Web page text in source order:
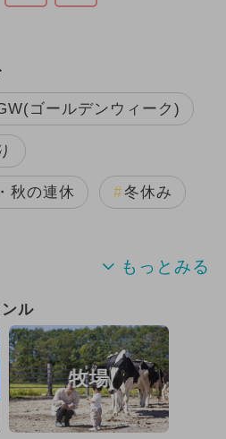
ゴールデンウィーク)
秋の連休 冬休み
（日帰り）
ト 観光
ル
牧場